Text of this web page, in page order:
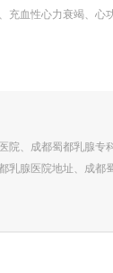
充血性心力衰竭、心
院、成都蜀都乳腺
乳腺医院地址、成都